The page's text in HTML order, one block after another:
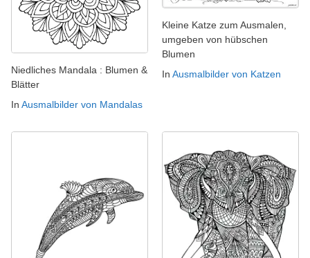
Niedliches Mandala : Blumen &
Blätter
In Ausmalbilder von Mandalas
Kleine Katze zum Ausmalen,
umgeben von hübschen
Blumen
In Ausmalbilder von Katzen